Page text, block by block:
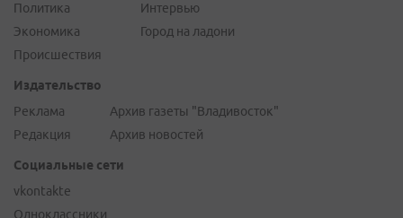
Политика
Экономика
Происшествия
Интервью
Город на ладони
Издательство
Реклама
Редакция
Архив газеты "Владивосток"
Архив новостей
Социальные сети
vkontakte
Одноклассники